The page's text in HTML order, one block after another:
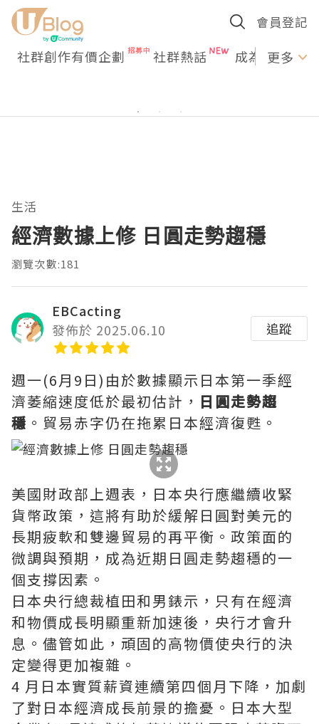
會員登記
社群創作有價企劃 社群熱話 成為U更多
生活
經濟數據上修 日圓走勢趨穩
瀏覽次數:181
EBCacting
發佈於 2025.06.10
追蹤
週一(6月9日)由於數據顯示日本第一季經
濟萎縮速度低於最初估計， 日圓走勢趨
穩 。貿易赤字仍在拖累日本經濟復甦。
美國財政部上週表，日本央行應繼續收緊
貨幣政策，這將有助於緩解日圓對美元的
長期疲軟和雙邊貿易的再平衡。政策面的
微調與預期，成為近期日圓走勢趨穩的一
個支撐因素。
日本央行總裁植田和男錶示，只有在經濟
和物價成長明顯重新加速後，央行才會升
息。儘管如此，頑固的高物價使央行的決
定變得更加複雜。
4 月日本實質薪資連續第四個月下降，加劇
了對日本經濟成長前景的擔憂。日本大型